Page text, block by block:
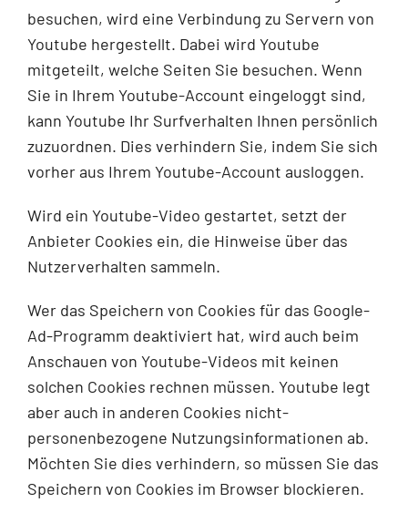
besuchen, wird eine Verbindung zu Servern von
Youtube hergestellt. Dabei wird Youtube
mitgeteilt, welche Seiten Sie besuchen. Wenn
Sie in Ihrem Youtube-Account eingeloggt sind,
kann Youtube Ihr Surfverhalten Ihnen persönlich
zuzuordnen. Dies verhindern Sie, indem Sie sich
vorher aus Ihrem Youtube-Account ausloggen.
Wird ein Youtube-Video gestartet, setzt der
Anbieter Cookies ein, die Hinweise über das
Nutzerverhalten sammeln.
Wer das Speichern von Cookies für das Google-
Ad-Programm deaktiviert hat, wird auch beim
Anschauen von Youtube-Videos mit keinen
solchen Cookies rechnen müssen. Youtube legt
aber auch in anderen Cookies nicht-
personenbezogene Nutzungsinformationen ab.
Möchten Sie dies verhindern, so müssen Sie das
Speichern von Cookies im Browser blockieren.